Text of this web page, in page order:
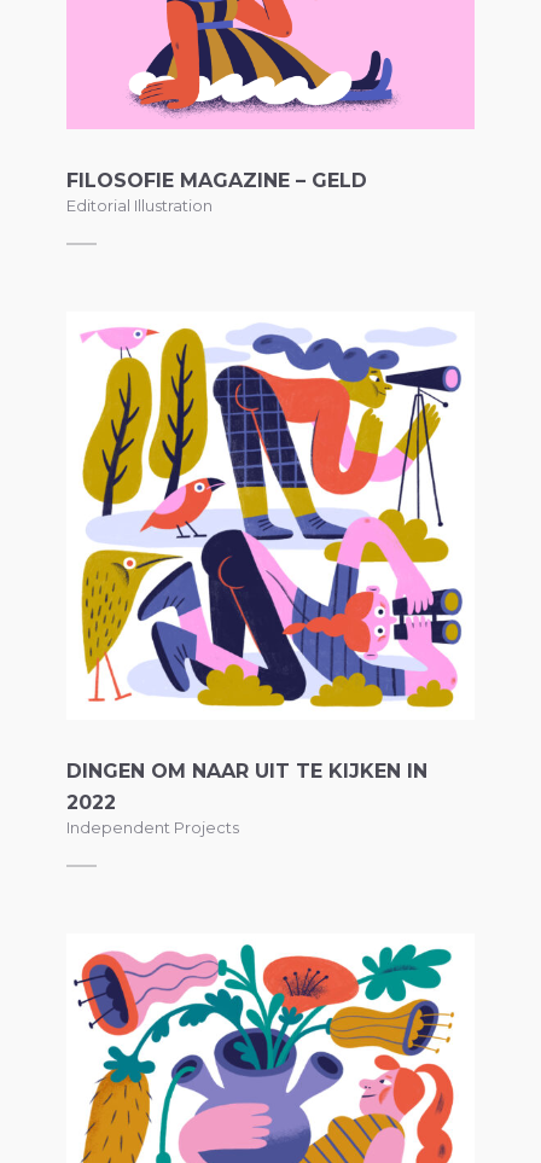
FILOSOFIE MAGAZINE – GELD
Editorial Illustration
DINGEN OM NAAR UIT TE KIJKEN IN
2022
Independent Projects